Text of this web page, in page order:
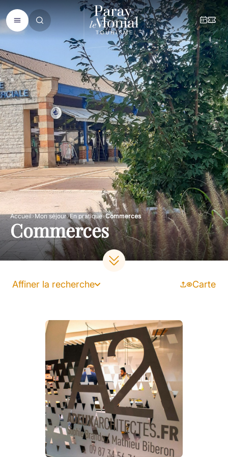
Accueil Mon séjour En pratique Commerces
Commerces
Affiner la recherche Carte